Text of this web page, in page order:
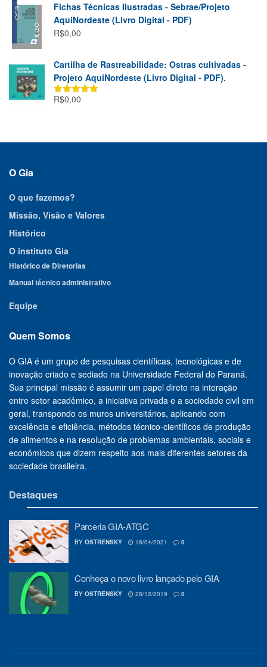
Fichas Técnicas Ilustradas - Sebrae/Projeto
AquiNordeste (Livro Digital - PDF)
R$0,00
Cartilha de Rastreabilidade: Ostras cultivadas -
Projeto AquiNordeste (Livro Digital - PDF).
Avaliação
R$0,00
O Gia
O que fazemos?
Missão, Visão e Valores
Histórico
O instituto Gia
Histórico de Diretorias
Manual técnico administrativo
Equipe
Quem Somos
O GIA é um grupo de pesquisas científicas, tecnológicas e de
inovação criado e sediado na Universidade Federal do Paraná.
Sua principal missão é assumir um papel direto na interação
entre setor acadêmico, a iniciativa privada e a sociedade civil em
geral, transpondo os muros universitários, aplicando com
excelência e eficiência, métodos técnico-científicos de produção
de alimentos e na resolução de problemas ambientais, sociais e
econômicos que dizem respeito aos mais diferentes setores da
sociedade brasileira.
Destaques
Parceria GIA-ATGC
BY OSTRENSKY 18/04/2021 0
Conheça o novo livro lançado pelo GIA
BY OSTRENSKY 28/12/2019 0